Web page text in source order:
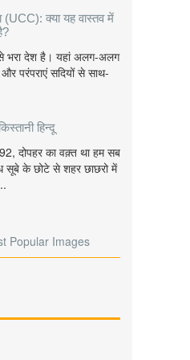
(UCC): क्या यह वास्तव में
भरा देश है। यहां अलग-अलग
और परंपराएं सदियों से साथ-
हिन्दू
दोपहर का वक़्त था हम सब
सूबे के छोटे से शहर छाछरो में
Popular Images